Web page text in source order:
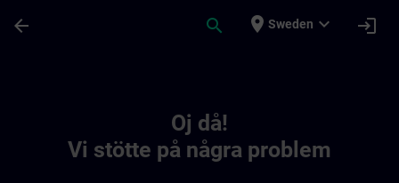
arrow_back search place Sweden expand_more login
Oj då!
Vi stötte på några problem